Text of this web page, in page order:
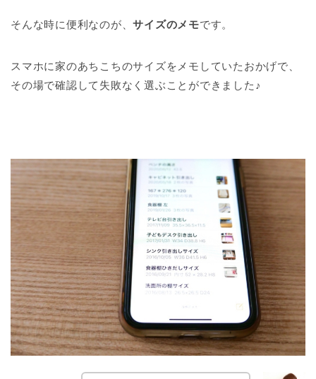
そんな時に便利なのが、サイズのメモです。
スマホに家のあちこちのサイズをメモしていたおかげで、
その場で確認して失敗なく選ぶことができました♪